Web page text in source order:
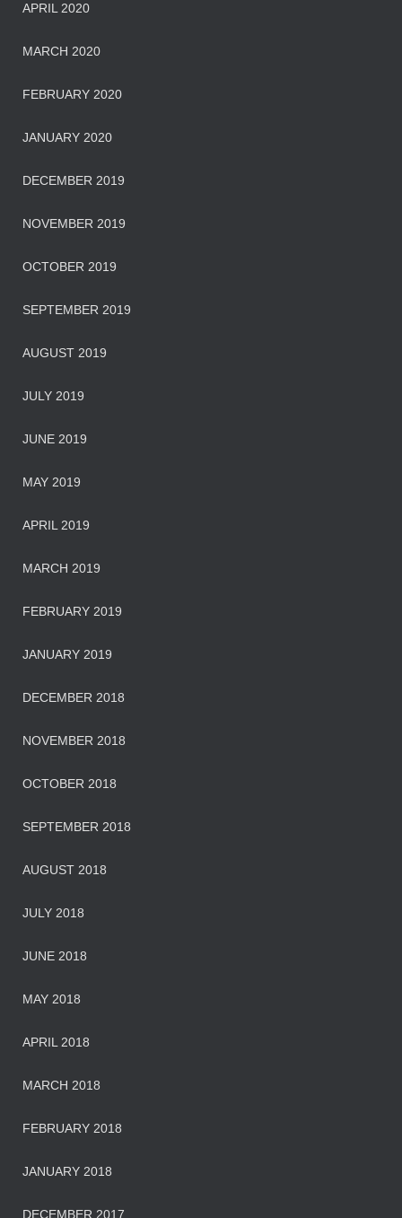
APRIL 2020
MARCH 2020
FEBRUARY 2020
JANUARY 2020
DECEMBER 2019
NOVEMBER 2019
OCTOBER 2019
SEPTEMBER 2019
AUGUST 2019
JULY 2019
JUNE 2019
MAY 2019
APRIL 2019
MARCH 2019
FEBRUARY 2019
JANUARY 2019
DECEMBER 2018
NOVEMBER 2018
OCTOBER 2018
SEPTEMBER 2018
AUGUST 2018
JULY 2018
JUNE 2018
MAY 2018
APRIL 2018
MARCH 2018
FEBRUARY 2018
JANUARY 2018
DECEMBER 2017